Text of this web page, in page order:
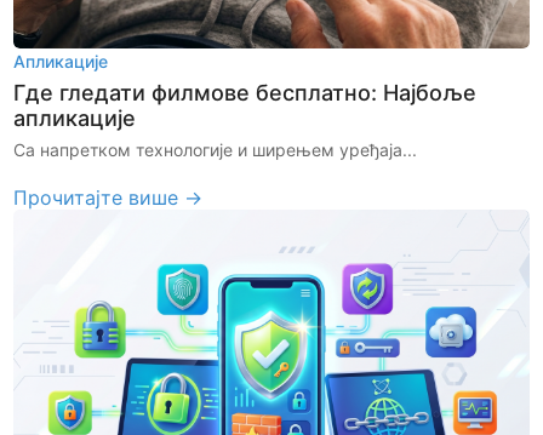
Апликације
Где гледати филмове бесплатно: Најбоље
апликације
Са напретком технологије и ширењем уређаја...
Прочитајте више →